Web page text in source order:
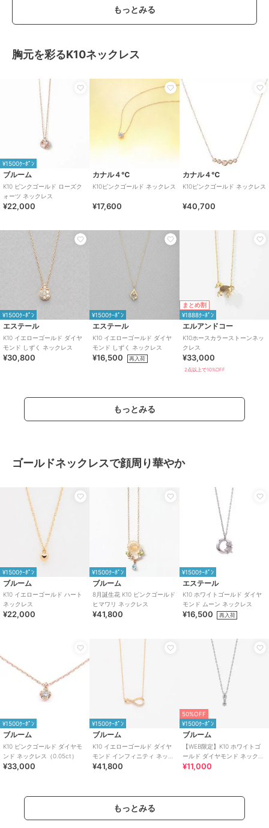
もっとみる
胸元を彩るK10ネックレス
¥1500ｸｰﾎﾟﾝ
ブルーム
K10 ピンクゴールド ローズク
ォーツ ネックレス
¥22,000
カナル４℃
K10ピンクゴールド ネックレス
¥17,600
カナル４℃
K10ピンクゴールド ネックレス
¥40,700
¥1500ｸｰﾎﾟﾝ
エステール
K10 イエローゴールド ダイヤ
モンド しずく ネックレス
¥30,800
¥1500ｸｰﾎﾟﾝ
エステール
K10 イエローゴールド ダイヤ
モンド しずく ネックレス
¥16,500 再入荷
まとめ割
¥1888ｸｰﾎﾟﾝ
エルアンドコー
K10ホースカラーストーンネッ
クレス
¥33,000
2点以上で10%OFF
もっとみる
ゴールドネックレスで顔周り華やか
¥1500ｸｰﾎﾟﾝ
ブルーム
K10 イエローゴールド ハート
ネックレス
¥22,000
¥1500ｸｰﾎﾟﾝ
ブルーム
8月誕生花 K10 ピンクゴールド
ヒマワリ ネックレス
¥41,800
¥1500ｸｰﾎﾟﾝ
エステール
K10 ホワイトゴールド ダイヤ
モンド ムーン ネックレス
¥16,500 再入荷
¥1500ｸｰﾎﾟﾝ
ブルーム
K10 ピンクゴールド ダイヤモ
ンド ネックレス（0.05ct）
¥33,000
¥1500ｸｰﾎﾟﾝ
ブルーム
K10 イエローゴールド ダイヤ
モンド インフィニティ ネック
レス
¥41,800
50%OFF
¥1500ｸｰﾎﾟﾝ
ブルーム
【WEB限定】K10 ホワイトゴ
ールド ダイヤモンド ネックレ
ス
¥11,000
もっとみる